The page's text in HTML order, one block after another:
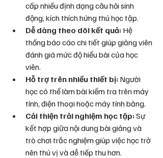
cấp nhiều định dạng câu hỏi sinh
động, kích thích hứng thú học tập.
Dễ dàng theo dõi kết quả: Hệ
thống báo cáo chi tiết giúp giảng viên
đánh giá mức độ hiểu bài của học
viên.
Hỗ trợ trên nhiều thiết bị: Người
học có thể làm bài kiểm tra trên máy
tính, điện thoại hoặc máy tính bảng.
Cải thiện trải nghiệm học tập: Sự
kết hợp giữa nội dung bài giảng và
trò chơi trắc nghiệm giúp việc học trở
nên thú vị và dễ tiếp thu hơn.